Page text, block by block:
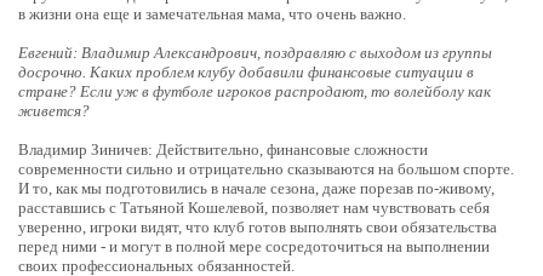
в жизни она еще и замечательная мама, что очень важно.
Евгений: Владимир Александрович, поздравляю с выходом из группы
досрочно. Каких проблем клубу добавили финансовые ситуации в
стране? Если уж в футболе игроков распродают, то волейболу как
живется?
Владимир Зиничев: Действительно, финансовые сложности
современности сильно и отрицательно сказываются на большом спорте.
И то, как мы подготовились в начале сезона, даже порезав по-живому,
расставшись с Татьяной Кошелевой, позволяет нам чувствовать себя
уверенно, игроки видят, что клуб готов выполнять свои обязательства
перед ними - и могут в полной мере сосредоточиться на выполнении
своих профессиональных обязанностей.